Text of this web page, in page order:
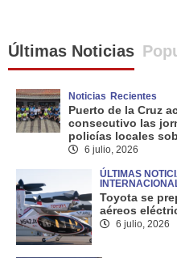
Últimas Noticias
Noticias Recientes
Puerto de la Cruz
consecutivo las
policías locales
6 julio, 2026
ÚLTIMAS
Toyota se
aéreos
6 julio, 2026